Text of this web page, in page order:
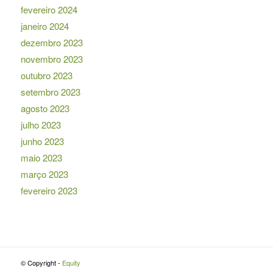
fevereiro 2024
janeiro 2024
dezembro 2023
novembro 2023
outubro 2023
setembro 2023
agosto 2023
julho 2023
junho 2023
maio 2023
março 2023
fevereiro 2023
© Copyright - Equity